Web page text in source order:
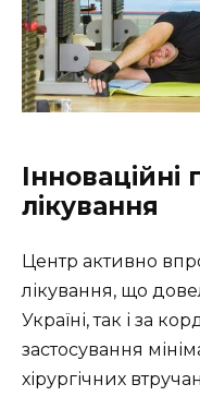
Інноваційні
лікування
Центр активно
лікування, що
Україні, так і за
застосування
хірургічних